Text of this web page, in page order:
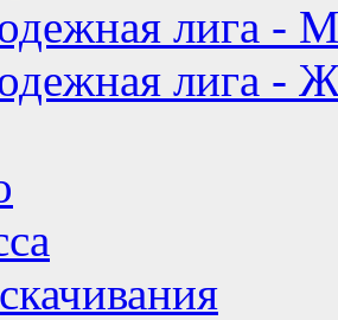
лига -
лига -